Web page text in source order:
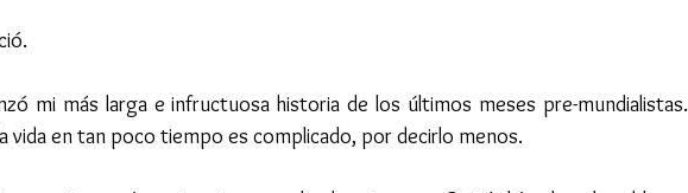
mi más larga e infructuosa historia de los últimos meses pre-mundialistas.
vida en tan poco tiempo es complicado, por decirlo menos.